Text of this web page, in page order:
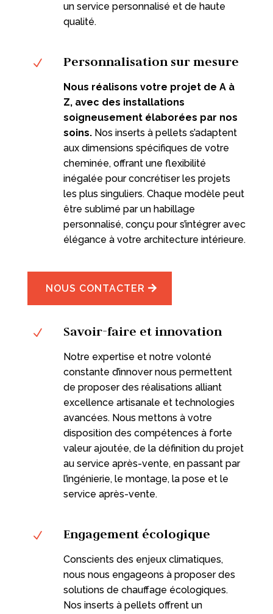
un service personnalisé et de haute
qualité.
N Personnalisation sur mesure
Nous réalisons votre projet de A à
Z, avec des installations
soigneusement élaborées par nos
soins.Nos inserts à pellets s’adaptent
aux dimensions spécifiques de votre
cheminée, offrant une flexibilité
inégalée pour concrétiser les projets
les plus singuliers. Chaque modèle peut
être sublimé par un habillage
personnalisé, conçu pour s’intégrer avec
élégance à votre architecture intérieure.
NOUS CONTACTER
N Savoir-faire et innovation
Notre expertise et notre volonté
constante d’innover nous permettent
de proposer des réalisations alliant
excellence artisanale et technologies
avancées. Nous mettons à votre
disposition des compétences à forte
valeur ajoutée, de la définition du projet
au service après-vente, en passant par
l’ingénierie, le montage, la pose et le
service après-vente.
N Engagement écologique
Conscients des enjeux climatiques,
nous nous engageons à proposer des
solutions de chauffage écologiques.
Nos inserts à pellets offrent un